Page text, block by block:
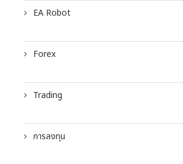
EA Robot
Forex
Trading
การลงทุน